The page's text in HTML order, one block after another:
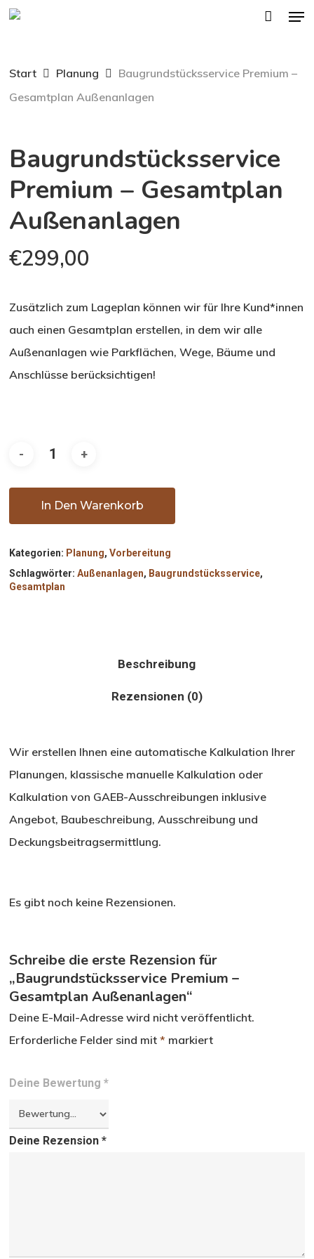
Skip
content
Start Planung
Baugrundstücksservice Premium –
Gesamtplan Außenanlagen
Baugrundstücksservice
Premium – Gesamtplan
Außenanlagen
€299,00
Zusätzlich zum Lageplan können wir für Ihre Kund*innen
auch einen Gesamtplan erstellen, in dem wir alle
Außenanlagen wie Parkflächen, Wege, Bäume und
Anschlüsse berücksichtigen!
In Den Warenkorb
Kategorien: Planung,Vorbereitung
Schlagwörter:Außenanlagen, Baugrundstücksservice,
Gesamtplan
Beschreibung
Rezensionen (0)
Wir erstellen Ihnen eine automatische Kalkulation Ihrer
Planungen, klassische manuelle Kalkulation oder
Kalkulation von GAEB-Ausschreibungen inklusive
Angebot, Baubeschreibung, Ausschreibung und
Deckungsbeitragsermittlung.
Es gibt noch keine Rezensionen.
Schreibe die erste Rezension für
„Baugrundstücksservice Premium –
Gesamtplan Außenanlagen“
Deine E-Mail-Adresse wird nicht veröffentlicht.
Erforderliche Felder sind mit* markiert
Deine Bewertung*
Deine Rezension*